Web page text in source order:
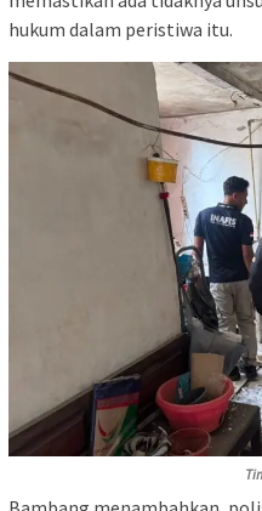
hukum dalam peristiwa itu.